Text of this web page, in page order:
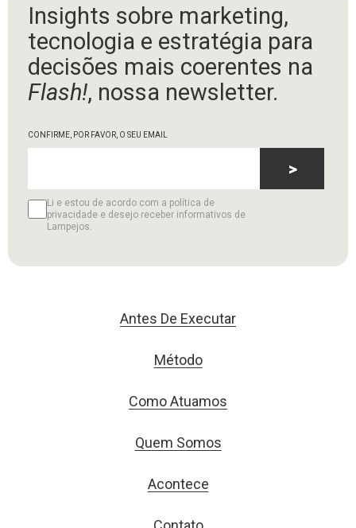
Insights sobre marketing,
tecnologia e estratégia para
decisões mais coerentes na
Flash!, nossa newsletter.
CONFIRME, POR FAVOR, O SEU EMAIL
Li e estou de acordo com a política de
privacidade e desejo receber informativos de
Lampejos.
>
Antes De Executar
Método
Como Atuamos
Quem Somos
Acontece